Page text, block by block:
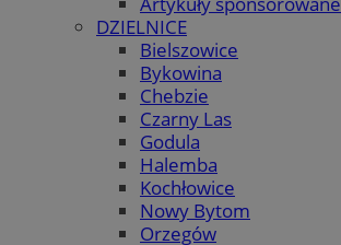
DZIELNICE
Bielszowice
Bykowina
Chebzie
Czarny Las
Godula
Halemba
Kochłowice
Nowy Bytom
Orzegów